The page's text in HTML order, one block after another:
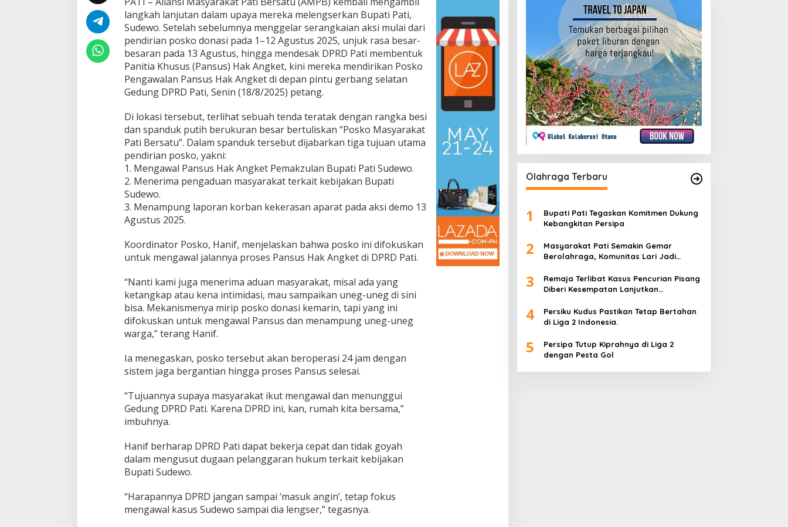
e
n
g
a
w
a
l
a
n
a
s
u
s
H
a
k
A
n
g
t
d
D
P
D
langkah lanjutan dalam upaya mereka melengserkan Bupati Pati,
Sudewo. Setelah sebelumnya menggelar serangkaian aksi mulai dari
pendirian posko donasi pada 1–12 Agustus 2025, unjuk rasa besar-
besaran pada 13 Agustus, hingga mendesak DPRD Pati membentuk
Panitia Khusus (Pansus) Hak Angket, kini mereka mendirikan Posko
Pengawalan Pansus Hak Angket di depan pintu gerbang selatan
Gedung DPRD Pati, Senin (18/8/2025) petang.
Di lokasi tersebut, terlihat sebuah tenda teratak dengan rangka besi
dan spanduk putih berukuran besar bertuliskan “Posko Masyarakat
Pati Bersatu”. Dalam spanduk tersebut dijabarkan tiga tujuan utama
pendirian posko, yakni:
1. Mengawal Pansus Hak Angket Pemakzulan Bupati Pati Sudewo.
2. Menerima pengaduan masyarakat terkait kebijakan Bupati
Sudewo.
3. Menampung laporan korban kekerasan aparat pada aksi demo 13
Agustus 2025.
Koordinator Posko, Hanif, menjelaskan bahwa posko ini difokuskan
untuk mengawal jalannya proses Pansus Hak Angket di DPRD Pati.
“Nanti kami juga menerima aduan masyarakat, misal ada yang
ketangkap atau kena intimidasi, mau sampaikan uneg-uneg di sini
bisa. Mekanismenya mirip posko donasi kemarin, tapi yang ini
difokuskan untuk mengawal Pansus dan menampung uneg-uneg
warga,” terang Hanif.
Ia menegaskan, posko tersebut akan beroperasi 24 jam dengan
sistem jaga bergantian hingga proses Pansus selesai.
“Tujuannya supaya masyarakat ikut mengawal dan menunggui
Gedung DPRD Pati. Karena DPRD ini, kan, rumah kita bersama,”
imbuhnya.
Hanif berharap DPRD Pati dapat bekerja cepat dan tidak goyah
dalam mengusut dugaan pelanggaran hukum terkait kebijakan
Bupati Sudewo.
“Harapannya DPRD jangan sampai ‘masuk angin’, tetap fokus
mengawal kasus Sudewo sampai dia lengser,” tegasnya.
Olahraga Terbaru
1
Bupati Pati Tegaskan Komitmen Dukung
Kebangkitan Persipa
2
Masyarakat Pati Semakin Gemar
Berolahraga, Komunitas Lari Jadi
3
Remaja Terlibat Kasus Pencurian Pisang
Diberi Kesempatan Lanjutkan
4
Persiku Kudus Pastikan Tetap Bertahan
di Liga 2 Indonesia.
5
Persipa Tutup Kiprahnya di Liga 2
dengan Pesta Gol